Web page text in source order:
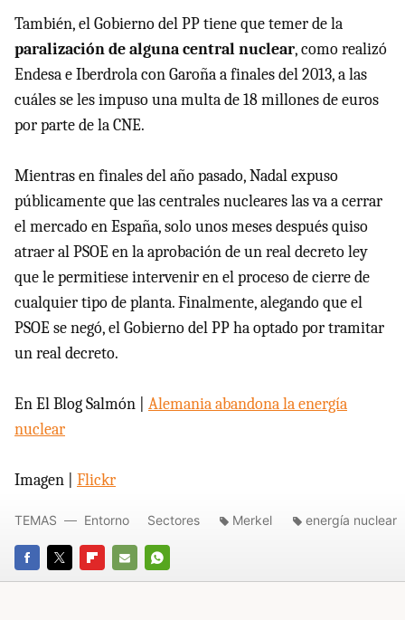
También, el Gobierno del PP tiene que temer de la
paralización de alguna central nuclear, como realizó
Endesa e Iberdrola con Garoña a finales del 2013, a las
cuáles se les impuso una multa de 18 millones de euros
por parte de la CNE.
Mientras en finales del año pasado, Nadal expuso
públicamente que las centrales nucleares las va a cerrar
el mercado en España, solo unos meses después quiso
atraer al PSOE en la aprobación de un real decreto ley
que le permitiese intervenir en el proceso de cierre de
cualquier tipo de planta. Finalmente, alegando que el
PSOE se negó, el Gobierno del PP ha optado por tramitar
un real decreto.
En El Blog Salmón | Alemania abandona la energía
nuclear
Imagen | Flickr
FACEBOOK
TWITTERFLIPBOARD
E-
WHATSAPP
TEMAS Entorno Sectores Merkel energía nuclear